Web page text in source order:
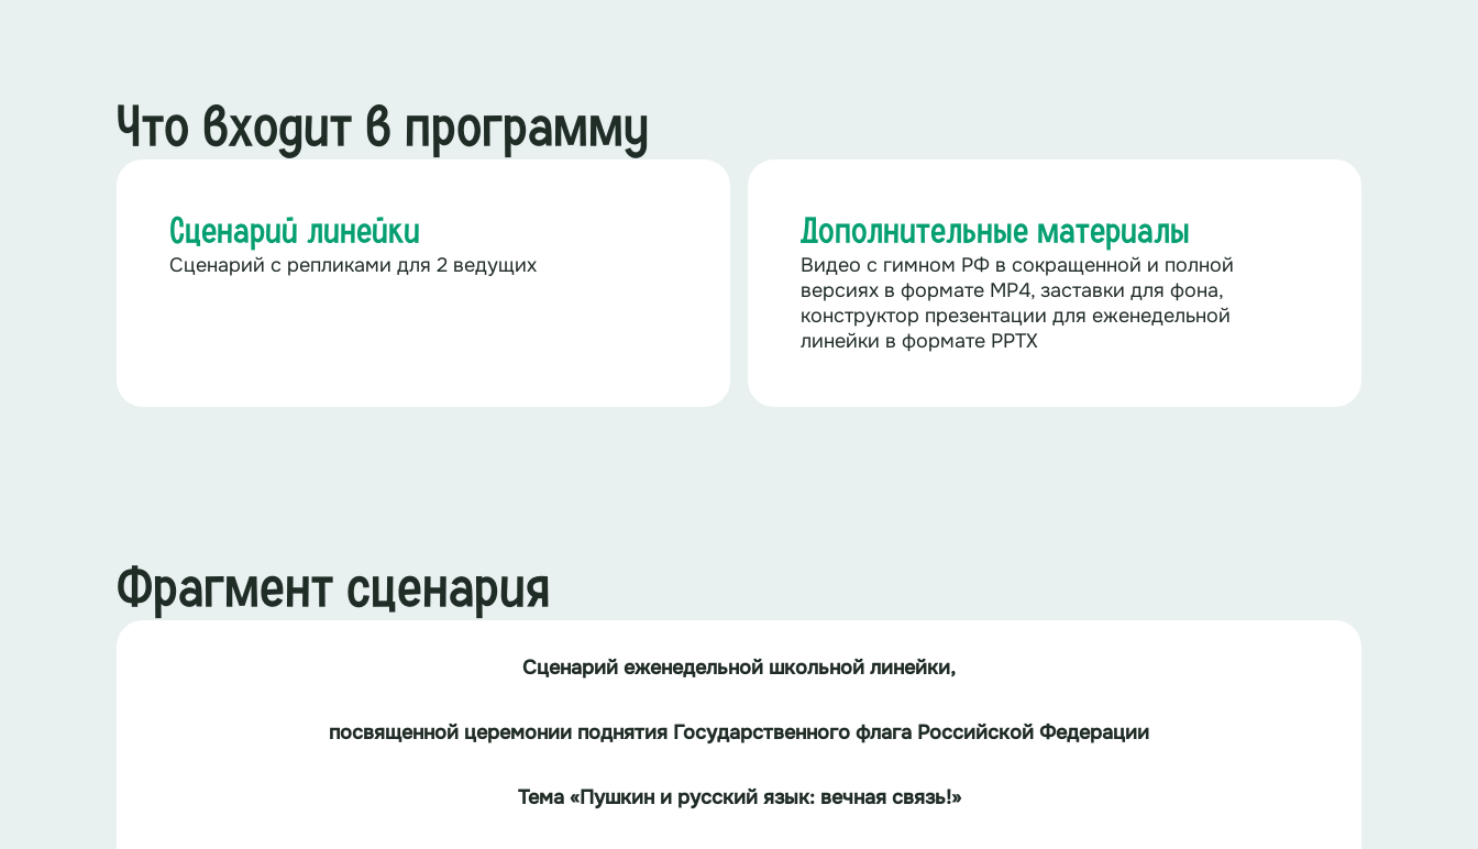
Что входит в программу
Сценарий линейки
Сценарий с репликами для 2 ведущих
Дополнительные материалы
Видео с гимном РФ в сокращенной и полной
версиях в формате MP4, заставки для фона,
конструктор презентации для еженедельной
линейки в формате PPTX
Фрагмент сценария
Сценарий еженедельной школьной линейки,
посвященной церемонии поднятия Государственного флага Российской Федерации
Тема «Пушкин и русский язык: вечная связь!»